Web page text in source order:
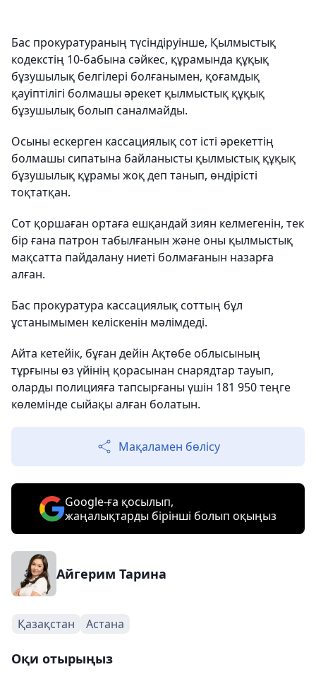
Бас прокуратураның түсіндіруінше, Қылмыстық
кодекстің 10-бабына сәйкес, құрамында құқық
бұзушылық белгілері болғанымен, қоғамдық
қауіптілігі болмашы әрекет қылмыстық құқық
бұзушылық болып саналмайды.
Осыны ескерген кассациялық сот істі әрекеттің
болмашы сипатына байланысты қылмыстық құқық
бұзушылық құрамы жоқ деп танып, өндірісті
тоқтатқан.
Сот қоршаған ортаға ешқандай зиян келмегенін, тек
бір ғана патрон табылғанын және оны қылмыстық
мақсатта пайдалану ниеті болмағанын назарға
алған.
Бас прокуратура кассациялық соттың бұл
ұстанымымен келіскенін мәлімдеді.
Айта кетейік, бұған дейін Ақтөбе облысының
тұрғыны өз үйінің қорасынан снарядтар тауып,
оларды полицияға тапсырғаны үшін 181 950 теңге
көлемінде сыйақы алған болатын.
Мақаламен бөлісу
Google-ға қосылып,
жаңалықтарды бірінші болып оқыңыз
Айгерим Тарина
Қазақстан Астана
Оқи отырыңыз